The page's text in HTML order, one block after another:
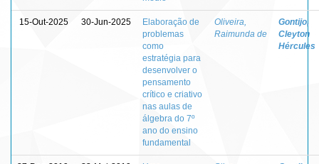
15-Out-2025 30-Jun-2025
Elaboração de
problemas
como
estratégia para
desenvolver o
pensamento
crítico e criativo
nas aulas de
álgebra do 7º
ano do ensino
fundamental
Oliveira,
Raimunda de
Gontijo,
Cleyton
Hércules